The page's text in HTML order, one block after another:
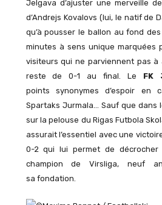
Jelgava d’ajuster une merveille
d’Andrejs Kovalovs (lui, le natif de
qu’à pousser le ballon au fond
minutes à sens unique marquées
visiteurs qui ne parviennent pas à
reste de 0-1 au final. Le FK
points synonymes d’espoir
Spartaks Jurmala… Sauf que dans
sur la pelouse du Rigas Futbola
assurait l’essentiel avec une
0-2 qui lui permet de
champion de Virsliga, neuf
sa fondation.